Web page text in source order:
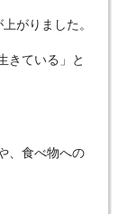
がりました。
きている」と
、食べ物への